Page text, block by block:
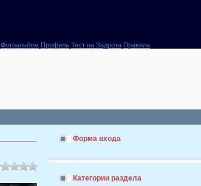
Фотоальбом Профиль Тест на Задрота Правила
Форма входа
Категории раздела